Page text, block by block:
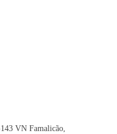
VN Famalicão,